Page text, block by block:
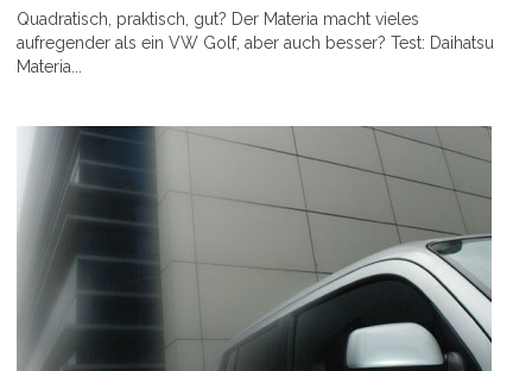
Quadratisch, praktisch, gut? Der Materia macht vieles
aufregender als ein VW Golf, aber auch besser? Test: Daihatsu
Materia...